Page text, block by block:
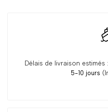
Délais de livraison estimés :
5-10 jours